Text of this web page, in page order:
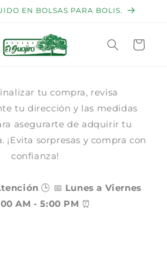
EN BOLSAS PARA BOLIS.
Carrito
tu compra, revisa
tu dirección y las medidas
asegurarte de adquirir tu
¡Evita sorpresas y compra con
confianza!
🕒 📅 Lunes a Viernes
AM - 5:00 PM ⏰